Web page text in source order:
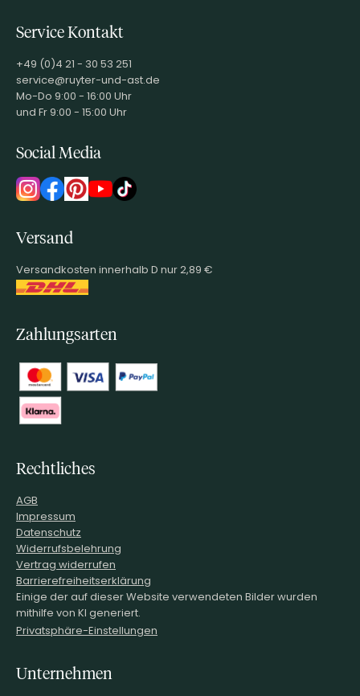
Service Kontakt
+49 (0)4 21 - 30 53 251
service@ruyter-und-ast.de
Mo-Do 9:00 - 16:00 Uhr
und Fr 9:00 - 15:00 Uhr
Social Media
Versand
Versandkosten innerhalb D nur 2,89 €
Zahlungsarten
Rechtliches
AGB
Impressum
Datenschutz
Widerrufsbelehrung
Vertrag widerrufen
Barrierefreiheitserklärung
Einige der auf dieser Website verwendeten Bilder wurden
mithilfe von KI generiert.
Privatsphäre-Einstellungen
Unternehmen